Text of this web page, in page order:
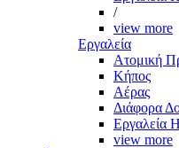
/
view more
Εργαλεία
Aτομική
Kήπος
Αέρας
Διάφορα
Εργαλεία
view more